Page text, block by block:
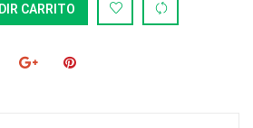
CARRITO